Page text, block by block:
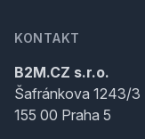
KONTAKT
B2M.CZ s.r.o.
Šafránkova 1243/3
155 00 Praha 5